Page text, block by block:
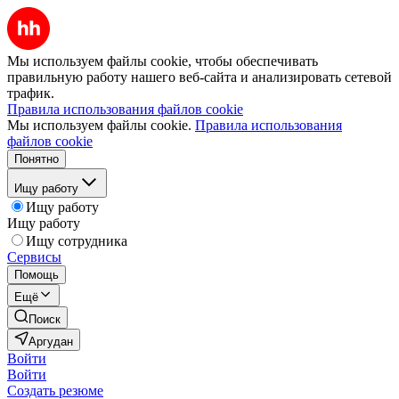
Мы используем файлы cookie, чтобы обеспечивать
правильную работу нашего веб-сайта и анализировать сетевой
трафик.
Правила использования файлов cookie
Мы используем файлы cookie. Правила использования
файлов cookie
Понятно
Ищу работу
Ищу работу
Ищу работу
Ищу сотрудника
Сервисы
Помощь
Ещё
Поиск
Аргудан
Войти
Войти
Создать резюме